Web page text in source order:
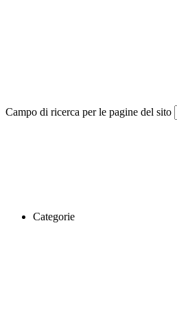
Campo di ricerca per le pagine del sito
Categorie